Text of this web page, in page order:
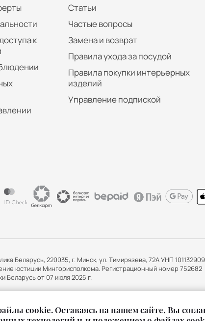
cookie. Оставаясь на нашем сайте, Вы
к
Статьи
Частые вопросы
Замена и возврат
Правила ухода за посудой
Правила покупки интерьерных
изделий
Управление подпиской
Беларусь, 220035, г. Минск, ул. Тимирязева, 72А УНП
юстиции Мингорисполкома. Регистрационный номер
Беларусь от 07 июля 2025 г.